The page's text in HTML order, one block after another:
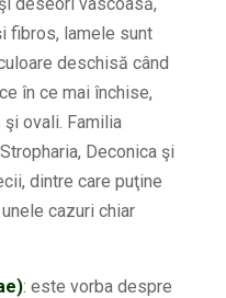
fibros, lamele sunt
deschisă când
în ce mai închise,
ovali. Familia
Deconica şi
dintre care puţine
cazuri chiar
: este vorba despre